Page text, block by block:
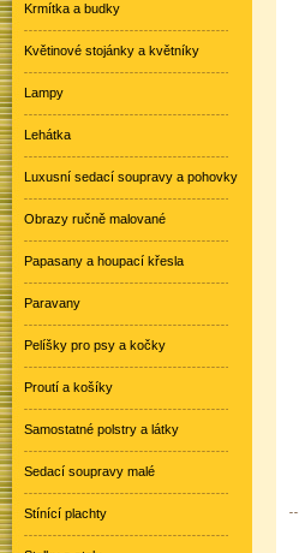
Krmítka a budky
Květinové stojánky a květníky
Lampy
Lehátka
Luxusní sedací soupravy a pohovky
Obrazy ručně malované
Papasany a houpací křesla
Paravany
Pelíšky pro psy a kočky
Proutí a košíky
Samostatné polstry a látky
Sedací soupravy malé
Stínící plachty